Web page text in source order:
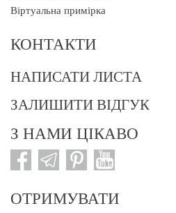
Віртуальна примірка
КОНТАКТИ
НАПИСАТИ ЛИСТА
ЗАЛИШИТИ ВІДГУК
З НАМИ ЦІКАВО
ОТРИМУВАТИ